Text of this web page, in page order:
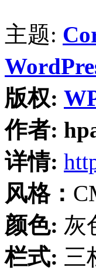
主题:
版权:
作者:
详情:
风格：
颜色: 灰
栏式: 三